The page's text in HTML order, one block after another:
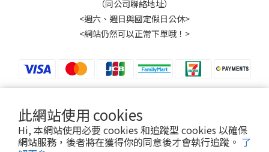
此網站使用 cookies
Hi, 本網站使用必要 cookies 和追蹤型 cookies 以確保
網站服務，後者將在獲得你的同意後才會執行追蹤。 了
（同公司聯絡地址）
<週六、週日與國定假日公休>
<網站仍然可以正常下單哦！>
$TWD 繁體中文